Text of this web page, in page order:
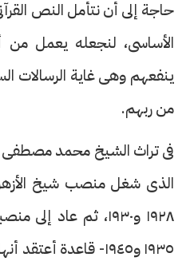
حاجة إلى أن نتأمل النص
الأساسى، لنجعله يعمل
ينفعهم وهى غاية الرسالات
من ربهم.
فى تراث الشيخ محمد مصطفى
الذى شغل منصب شيخ الأزهر
١٩٢٨ و١٩٣٠، ثم عاد
١٩٣٥ و١٩٤٥- قاعدة